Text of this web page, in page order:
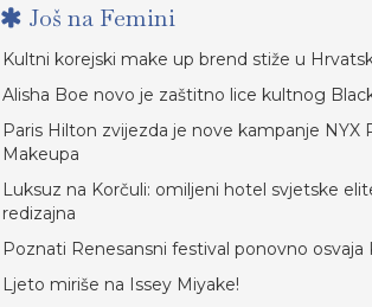
Još na Femini
Kultni korejski make up brend stiže u
Alisha Boe novo je zaštitno lice kultnog
Paris Hilton zvijezda je nove kampanje NYX
Makeupa
Luksuz na Korčuli: omiljeni hotel svjetske
redizajna
Poznati Renesansni festival ponovno osvaja
Ljeto miriše na Issey Miyake!